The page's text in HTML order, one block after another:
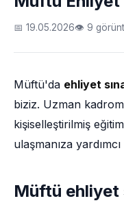
📅 19.05.2026👁 9
Müftü'da ehliyet
biziz. Uzman
kişiselleştirilmiş
ulaşmanıza
Müftü ehliyet